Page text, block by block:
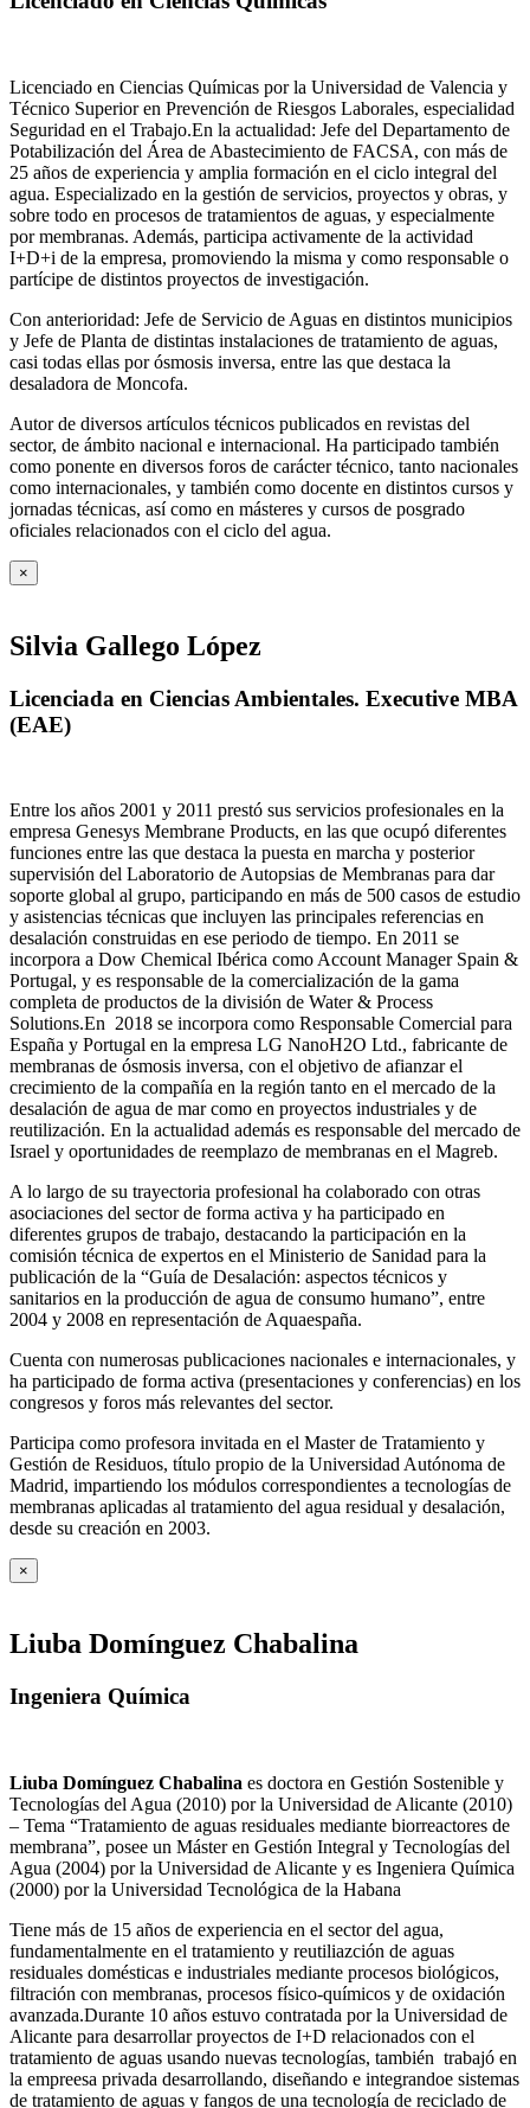
Licenciado en Ciencias Químicas por la Universidad de Valencia y
Técnico Superior en Prevención de Riesgos Laborales, especialidad
Seguridad en el Trabajo.En la actualidad: Jefe del Departamento de
Potabilización del Área de Abastecimiento de FACSA, con más de
25 años de experiencia y amplia formación en el ciclo integral del
agua. Especializado en la gestión de servicios, proyectos y obras, y
sobre todo en procesos de tratamientos de aguas, y especialmente
por membranas. Además, participa activamente de la actividad
I+D+i de la empresa, promoviendo la misma y como responsable o
partícipe de distintos proyectos de investigación.
Con anterioridad: Jefe de Servicio de Aguas en distintos municipios
y Jefe de Planta de distintas instalaciones de tratamiento de aguas,
casi todas ellas por ósmosis inversa, entre las que destaca la
desaladora de Moncofa.
Autor de diversos artículos técnicos publicados en revistas del
sector, de ámbito nacional e internacional. Ha participado también
como ponente en diversos foros de carácter técnico, tanto nacionales
como internacionales, y también como docente en distintos cursos y
jornadas técnicas, así como en másteres y cursos de posgrado
oficiales relacionados con el ciclo del agua.
×
Silvia Gallego López
Licenciada en Ciencias Ambientales. Executive MBA
(EAE)
Entre los años 2001 y 2011 prestó sus servicios profesionales en la
empresa Genesys Membrane Products, en las que ocupó diferentes
funciones entre las que destaca la puesta en marcha y posterior
supervisión del Laboratorio de Autopsias de Membranas para dar
soporte global al grupo, participando en más de 500 casos de estudio
y asistencias técnicas que incluyen las principales referencias en
desalación construidas en ese periodo de tiempo. En 2011 se
incorpora a Dow Chemical Ibérica como Account Manager Spain &
Portugal, y es responsable de la comercialización de la gama
completa de productos de la división de Water & Process
Solutions.En 2018 se incorpora como Responsable Comercial para
España y Portugal en la empresa LG NanoH2O Ltd., fabricante de
membranas de ósmosis inversa, con el objetivo de afianzar el
crecimiento de la compañía en la región tanto en el mercado de la
desalación de agua de mar como en proyectos industriales y de
reutilización. En la actualidad además es responsable del mercado de
Israel y oportunidades de reemplazo de membranas en el Magreb.
A lo largo de su trayectoria profesional ha colaborado con otras
asociaciones del sector de forma activa y ha participado en
diferentes grupos de trabajo, destacando la participación en la
comisión técnica de expertos en el Ministerio de Sanidad para la
publicación de la “Guía de Desalación: aspectos técnicos y
sanitarios en la producción de agua de consumo humano”, entre
2004 y 2008 en representación de Aquaespaña.
Cuenta con numerosas publicaciones nacionales e internacionales, y
ha participado de forma activa (presentaciones y conferencias) en los
congresos y foros más relevantes del sector.
Participa como profesora invitada en el Master de Tratamiento y
Gestión de Residuos, título propio de la Universidad Autónoma de
Madrid, impartiendo los módulos correspondientes a tecnologías de
membranas aplicadas al tratamiento del agua residual y desalación,
desde su creación en 2003.
×
Liuba Domínguez Chabalina
Ingeniera Química
Liuba Domínguez Chabalina es doctora en Gestión Sostenible y
Tecnologías del Agua (2010) por la Universidad de Alicante (2010)
– Tema “Tratamiento de aguas residuales mediante biorreactores de
membrana”, posee un Máster en Gestión Integral y Tecnologías del
Agua (2004) por la Universidad de Alicante y es Ingeniera Química
(2000) por la Universidad Tecnológica de la Habana
Tiene más de 15 años de experiencia en el sector del agua,
fundamentalmente en el tratamiento y reutiliazción de aguas
residuales domésticas e industriales mediante procesos biológicos,
filtración con membranas, procesos físico-químicos y de oxidación
avanzada.Durante 10 años estuvo contratada por la Universidad de
Alicante para desarrollar proyectos de I+D relacionados con el
tratamiento de aguas usando nuevas tecnologías, también trabajó en
la empreesa privada desarrollando, diseñando e integrandoe sistemas
de tratamiento de aguas y fangos de una tecnología de reciclado de